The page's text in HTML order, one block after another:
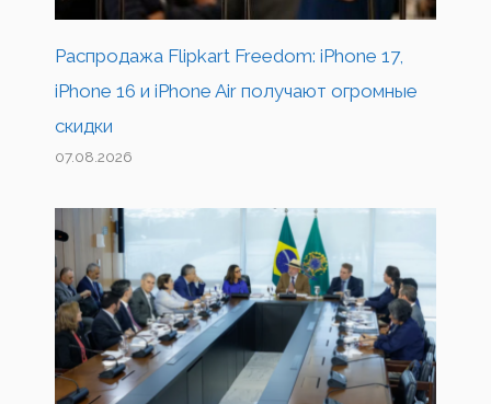
Распродажа Flipkart Freedom: iPhone 17,
iPhone 16 и iPhone Air получают огромные
скидки
07.08.2026